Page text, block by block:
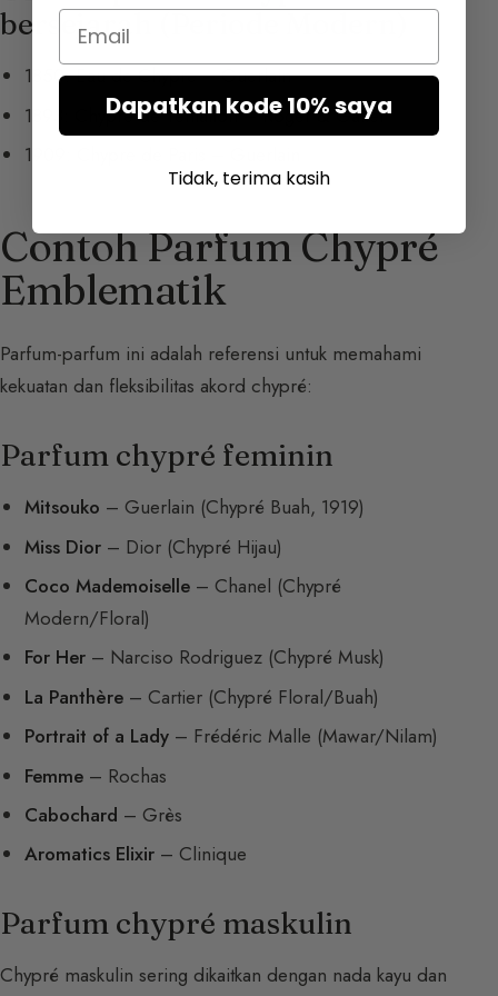
bersejarah (Periode Modern)
1850: Eau de Chypre – Guerlain
1893: Chypre de Tentation – Roger & Gallet
1909: Chypre de Paris – Guerlain
Contoh Parfum Chypré
Emblematik
Parfum-parfum ini adalah referensi untuk memahami
kekuatan dan fleksibilitas akord chypré:
Parfum chypré feminin
Mitsouko – Guerlain (Chypré Buah, 1919)
Miss Dior – Dior (Chypré Hijau)
Coco Mademoiselle – Chanel (Chypré
Modern/Floral)
For Her – Narciso Rodriguez (Chypré Musk)
La Panthère – Cartier (Chypré Floral/Buah)
Portrait of a Lady – Frédéric Malle (Mawar/Nilam)
Femme – Rochas
Cabochard – Grès
Aromatics Elixir – Clinique
Parfum chypré maskulin
Chypré maskulin sering dikaitkan dengan nada kayu dan
Email
Dapatkan kode 10% saya
Tidak, terima kasih